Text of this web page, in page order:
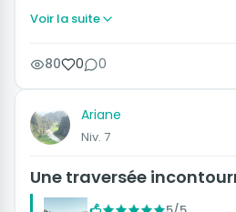
Voir la suite
80 0 0
Ariane
Niv. 7
Une traversée